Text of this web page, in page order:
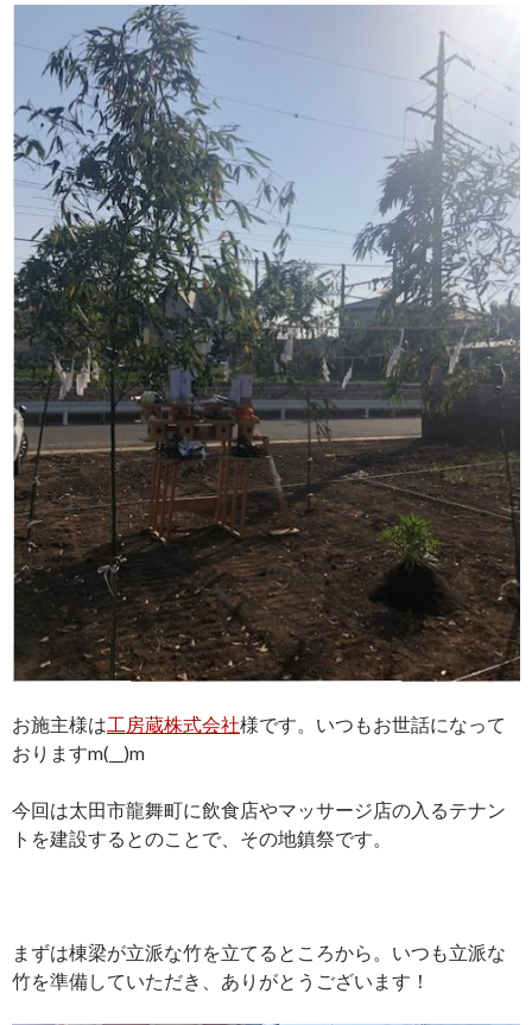
お施主様は工房蔵株式会社様です。いつもお世話になって
おりますm(__)m
今回は太田市龍舞町に飲食店やマッサージ店の入るテナン
トを建設するとのことで、その地鎮祭です。
まずは棟梁が立派な竹を立てるところから。いつも立派な
竹を準備していただき、ありがとうございます！